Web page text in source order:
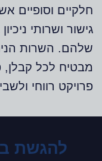
חלקיים וסופיים
גישור ושרותי
שלהם. השרות
מבטיח לכל קבלן,
פרויקט רווחי
להגשת